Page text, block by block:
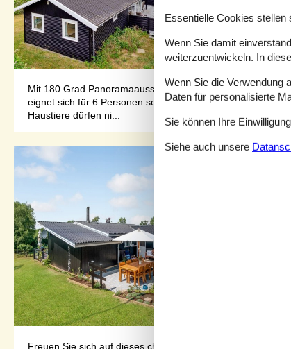
Mit 180 Grad Panoramaaussicht über den Belt von
eignet sich für 6 Personen sowie 1 Kleinkind bis zu 3
Haustiere dürfen ni...
Freuen Sie sich auf dieses charmante Holzhaus, das
Essentielle Cookies stellen
Wenn Sie damit
weiterzuentwickeln. In
Wenn Sie die Verwendung
Daten für personalisierte
Sie können Ihre
Siehe auch unsere